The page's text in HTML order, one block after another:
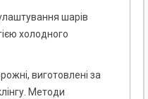
шарів
холодного
виготовлені за
Методи